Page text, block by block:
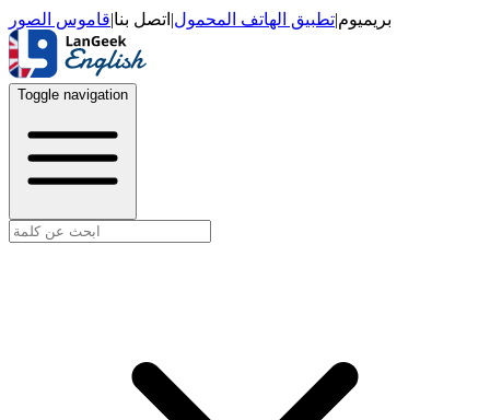
بريميوم|تطبيق الهاتف المحمول| اتصل بنا|قاموس الصور
Toggle navigation